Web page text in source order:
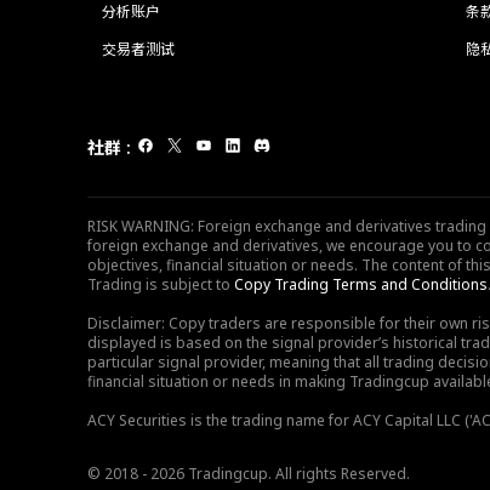
分析账户
交易者测试
条
隐
社群 :
RISK WARNING: Foreign exchange and derivatives
foreign exchange and derivatives, we encourage you to
objectives, financial situation or needs. The content of
Trading is subject to Copy Trading Terms and Conditions
Disclaimer: Copy traders are responsible for their own
displayed is based on the signal provider’s historical
particular signal provider, meaning that all trading
financial situation or needs in making Tradingcup
ACY Securities is the trading name for ACY Capital LLC
© 2018 - 2026 Tradingcup. All rights Reserved.